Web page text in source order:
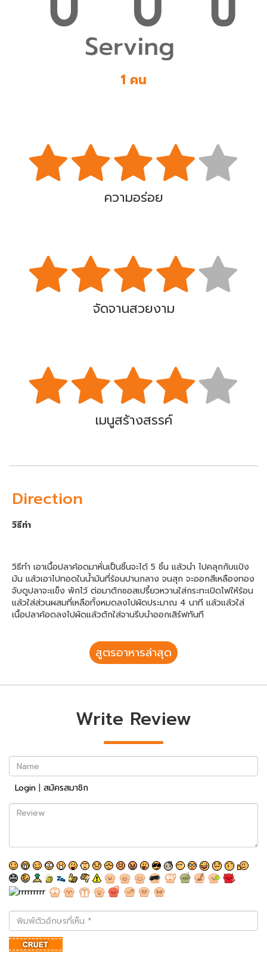
1 คน
ความอร่อย
จัดจานสวยงาม
เมนูสร้างสรรค์
Direction
วิธีทำ
วิธีทำ เอาเนื้อปลาค้อดมาหั่นเป็นชิ้นจะได้ 5 ชิ้น แล้วนำ ไปคลุกกับแป้ง
มัน แล้วเอาไปทอดในน้ำมันที่ร้อนปานกลาง จนสุก จะออกสีเหลืองทอง
จับดูปลาจะแข็ง พักไว้ ต่อมาตักซอสเปรี้ยวหวานใส่กระทะเปิดไฟให้ร้อน
แล้วใส่ส่วนผสมที่เหลือทั้งหมดลงไปผัดประมาณ 4 นาที แล้วแล้วใส่
เนื้อปลาค้อดลงไปผัดแล้วตักใส่จานรีบนำออกเสิร์ฟทันที
สูตรอาหารล่าสุด
Write Review
Name
Login | สมัครสมาชิก
Review
พิมพ์
ตัว
อักษร
ที่